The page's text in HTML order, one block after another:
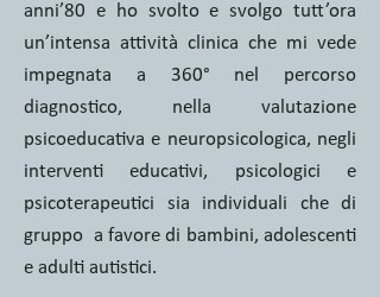
anni’80 e ho svolto e svolgo tutt’ora
un’intensa attività clinica che mi vede
impegnata a 360° nel percorso
diagnostico, nella valutazione
psicoeducativa e neuropsicologica, negli
interventi educativi, psicologici e
psicoterapeutici sia individuali che di
gruppo a favore di bambini, adolescenti
e adulti autistici.